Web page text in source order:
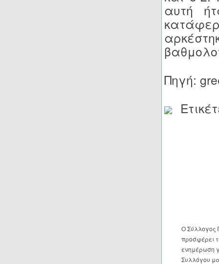
αυτή
Πηγή:
Ο Σύλλογος
προσφέρει
ενημέρωση
Συλλόγου